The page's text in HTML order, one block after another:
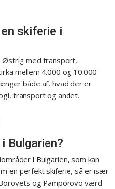
skiferie i
Østrig med transport,
mellem 4.000 og 10.000
både af, hvad der er
transport og andet.
Bulgarien?
i Bulgarien, som kan
en perfekt skiferie, så er især
og Pamporovo værd